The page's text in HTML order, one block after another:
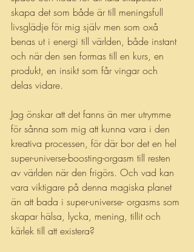
skapa det som både är till meningsfull
livsglädje för mig själv men som oxå
benas ut i energi till världen, både instant
och när den sen formas till en kurs, en
produkt, en insikt som får vingar och
delas vidare.
Jag önskar att det fanns än mer utrymme
för sånna som mig att kunna vara i den
kreativa processen, för där bor det en hel
super-universe-boosting-orgasm till resten
av världen när den frigörs. Och vad kan
vara viktigare på denna magiska planet
än att bada i super-universe- orgasms som
skapar hälsa, lycka, mening, tillit och
kärlek till att existera?